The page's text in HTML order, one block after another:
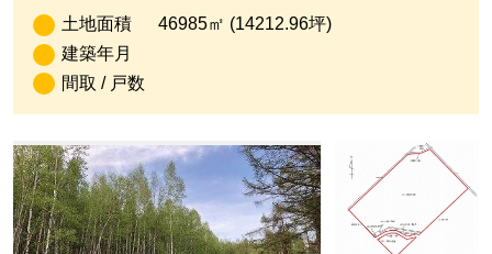
土地面積
46985㎡ (14212.96坪)
建築年月
間取 / 戸数